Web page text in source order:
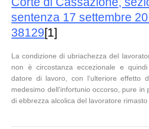
sentenza 17 settembre
38129[1]
La condizione di ubriachezza del
non è circostanza eccezionale e
datore di lavoro, con l’ulteriore effetto
medesimo dell’infortunio occorso, pure in
di ebbrezza alcolica del lavoratore rimasto